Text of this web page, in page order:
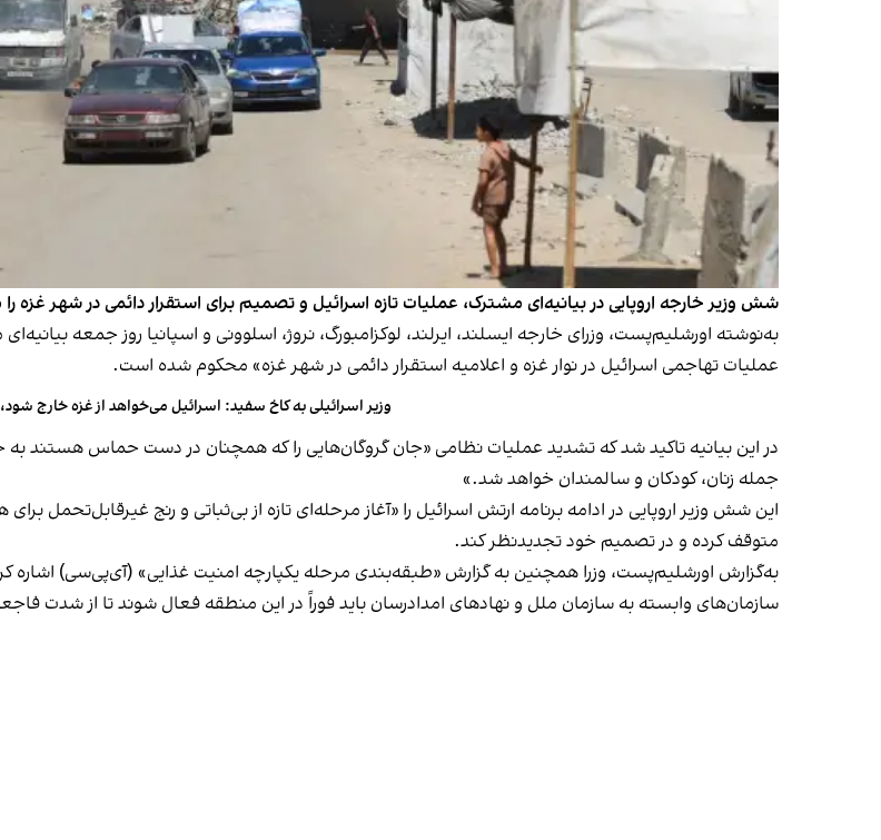
شش وزیر خارجه اروپایی در بیانیه‌ای مشترک، عملیات تازه اسرائیل و تصمیم برای استقرار دائمی در شهر غزه
به‌نوشته اورشلیم‌پست، وزرای خارجه ایسلند، ایرلند، لوکزامبورگ، نروژ، اسلوونی و اسپانیا روز جمعه
عملیات تهاجمی اسرائیل در نوار غزه و اعلامیه استقرار دائمی در شهر غزه» محکوم شده است.
وزیر اسرائیلی به کاخ سفید: اسرائیل می‌خواهد از غزه خارج
در این بیانیه تاکید شد که تشدید عملیات نظامی «جان گروگان‌هایی را که همچنان در دست حماس هستند به
جمله زنان، کودکان و سالمندان خواهد شد.»
این شش وزیر اروپایی در ادامه برنامه ارتش اسرائیل را «آغاز مرحله‌ای تازه از بی‌ثباتی و رنج غیرقابل‌تحمل
متوقف کرده و در تصمیم خود تجدیدنظر کند.
به‌گزارش اورشلیم‌پست، وزرا همچنین به گزارش «طبقه‌بندی مرحله یکپارچه امنیت غذایی» (آی‌پی‌سی) اشاره
سازمان‌های وابسته به سازمان ملل و نهادهای امدادرسان باید فوراً در این منطقه فعال شوند تا از شدت